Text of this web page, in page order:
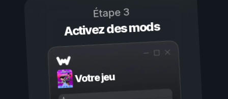
Étape 3
Activez des mods
Votre jeu